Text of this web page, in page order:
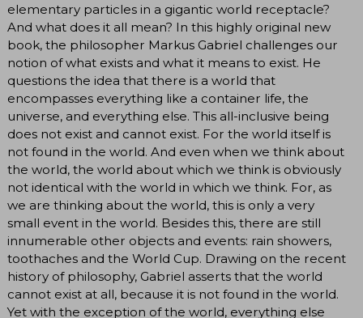
elementary particles in a gigantic world receptacle?
And what does it all mean? In this highly original new
book, the philosopher Markus Gabriel challenges our
notion of what exists and what it means to exist. He
questions the idea that there is a world that
encompasses everything like a container life, the
universe, and everything else. This all-inclusive being
does not exist and cannot exist. For the world itself is
not found in the world. And even when we think about
the world, the world about which we think is obviously
not identical with the world in which we think. For, as
we are thinking about the world, this is only a very
small event in the world. Besides this, there are still
innumerable other objects and events: rain showers,
toothaches and the World Cup. Drawing on the recent
history of philosophy, Gabriel asserts that the world
cannot exist at all, because it is not found in the world.
Yet with the exception of the world, everything else